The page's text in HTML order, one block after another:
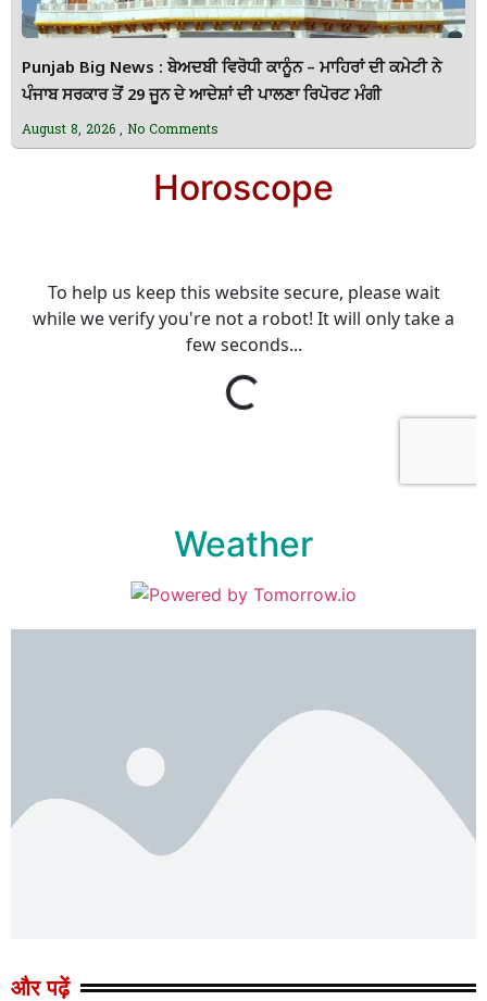
Punjab Big News : ਬੇਅਦਬੀ ਵਿਰੋਧੀ ਕਾਨੂੰਨ – ਮਾਹਿਰਾਂ ਦੀ ਕਮੇਟੀ ਨੇ
ਪੰਜਾਬ ਸਰਕਾਰ ਤੋਂ 29 ਜੂਨ ਦੇ ਆਦੇਸ਼ਾਂ ਦੀ ਪਾਲਣਾ ਰਿਪੋਰਟ ਮੰਗੀ
August 8, 2026 No Comments
Horoscope
Weather
और पढ़ें